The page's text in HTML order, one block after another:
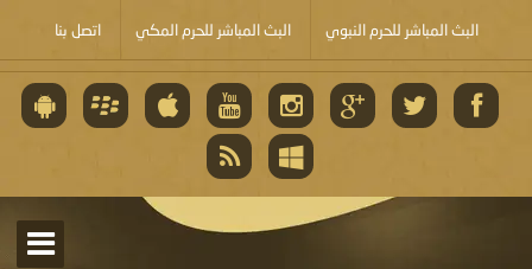
البث المباشر للحرم النبوي البث المباشر للحرم المكي اتصل بنا